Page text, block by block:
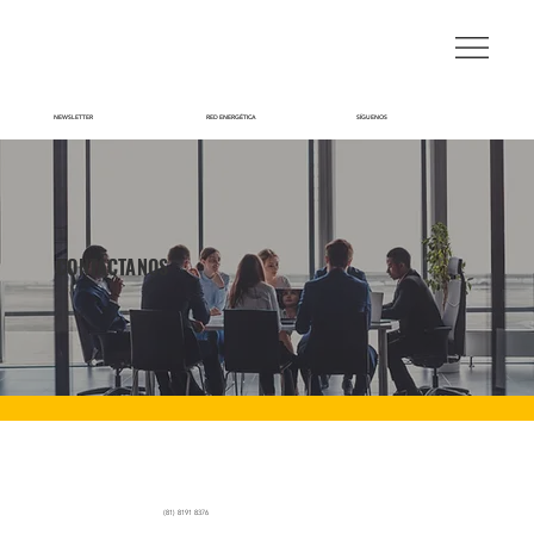
(81) 8191 8376
NEWSLETTER RED ENERGÉTICA SÍGUENOS
CONTÁCTANOS